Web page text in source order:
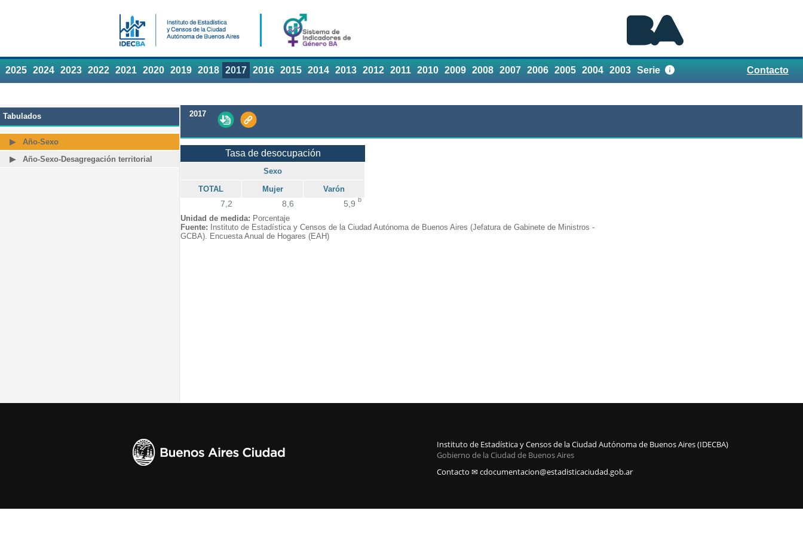
2025 2024 2023 2022 2021 2020 2019 2018 2017 2016 2015 2014 2013 2012 2011 2010 2009 2008 2007 2006 2005 2004 2003 Serie Contacto
Tabulados
Año-Sexo
Año-Sexo-Desagregación territorial
2017
Tasa de desocupación
Sexo
TOTAL
Mujer Varón
7,2 8,6 5,9 b
Unidad de medida: Porcentaje
Fuente: Instituto de Estadística y Censos de la Ciudad Autónoma de Buenos Aires (Jefatura de Gabinete de Ministros -
GCBA). Encuesta Anual de Hogares (EAH)
Instituto de Estadística y Censos de la Ciudad Autónoma de Buenos Aires (IDECBA)
Gobierno de la Ciudad de Buenos Aires
Contacto ✉ cdocumentacion@estadisticaciudad.gob.ar